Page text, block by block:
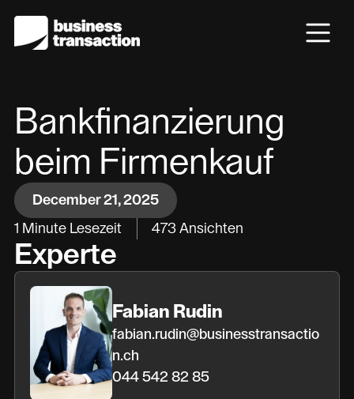
Bankfinanzierung
beim Firmenkauf
December 21, 2025
1 Minute Lesezeit 473 Ansichten
Experte
Fabian Rudin
fabian.rudin@businesstransactio
n.ch
044 542 82 85